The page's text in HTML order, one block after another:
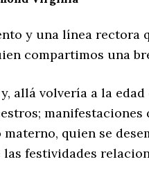
y una línea rectora
compartimos una
allá volvería a la
manifestaciones
quien se
festividades